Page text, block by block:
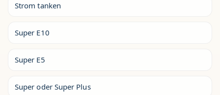
Strom tanken
Super E10
Super E5
Super oder Super Plus